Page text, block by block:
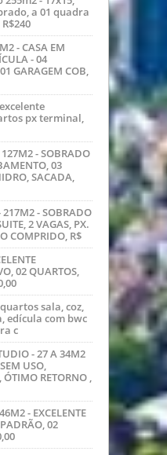
a 01 quadra
- CASA EM
- 04
GARAGEM COB,
px terminal,
- SOBRADO
03
SACADA,
- SOBRADO
2 VAGAS, PX.
COMPRIDO, R$
02 QUARTOS,
sala, coz,
edícula com bwc
c
- 27 A 34M2
USO,
ÓTIMO RETORNO ,
- EXCELENTE
02